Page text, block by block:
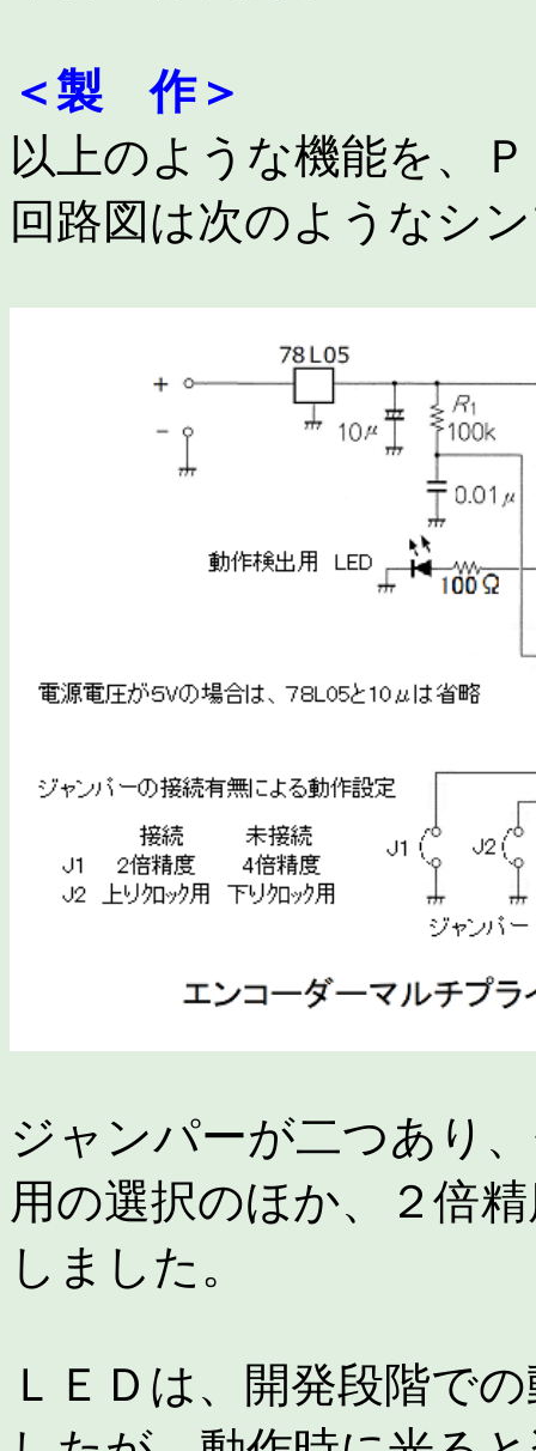
＜製 作＞
以上のような機能を、
回路図は次のようなシ
ジャンパーが二つあり
用の選択のほか、２倍
しました。
ＬＥＤは、開発段階で